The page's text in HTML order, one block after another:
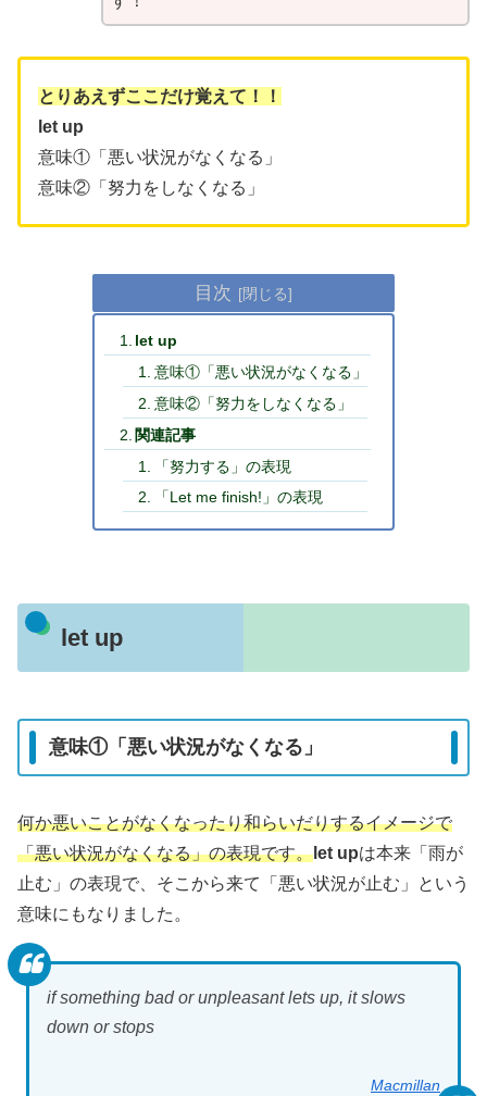
とりあえずここだけ覚えて！！
let up
意味①「悪い状況がなくなる」
意味②「努力をしなくなる」
目次
let up
意味①「悪い状況がなくなる」
意味②「努力をしなくなる」
関連記事
「努力する」の表現
「Let me finish!」の表現
let up
意味①「悪い状況がなくなる」
何か悪いことがなくなったり和らいだりするイメージで
「悪い状況がなくなる」の表現です。 let upは本来「雨が
止む」の表現で、そこから来て「悪い状況が止む」という
意味にもなりました。
if something bad or unpleasant lets up, it slows
down or stops
Macmillan